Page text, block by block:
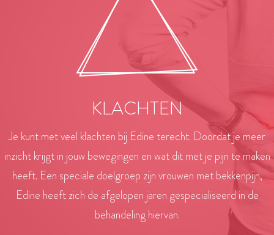
KLACHTEN
Je kunt met veel klachten bij Edine terecht. Doordat je meer
inzicht krijgt in jouw bewegingen en wat dit met je pijn te maken
heeft. Een speciale doelgroep zijn vrouwen met bekkenpijn,
Edine heeft zich de afgelopen jaren gespecialiseerd in de
behandeling hiervan.